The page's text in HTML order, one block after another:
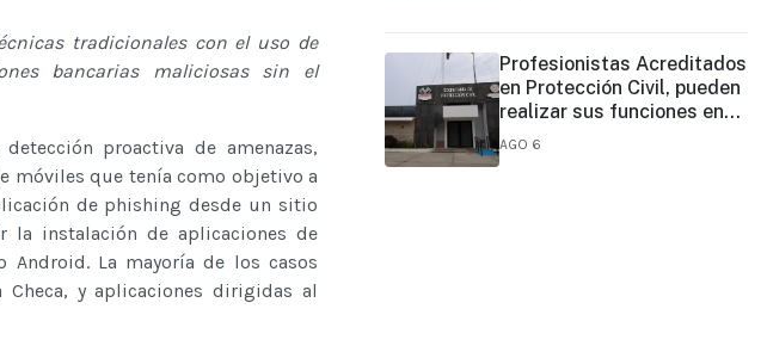
tradicionales con el uso de
bancarias maliciosas sin el
proactiva de amenazas,
móviles que tenía como objetivo a
de phishing desde un sitio
instalación de aplicaciones de
La mayoría de los casos
y aplicaciones dirigidas al
borde y de IA en el borde
Profesionistas Acreditados
en Protección Civil, pueden
realizar sus funciones en
todo el estado
AGO 6